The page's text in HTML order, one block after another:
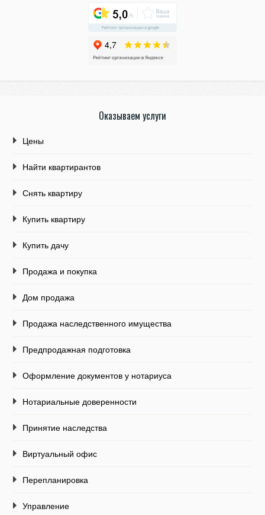
Оказываем услуги
Цены
Найти квартирантов
Снять квартиру
Купить квартиру
Купить дачу
Продажа и покупка
Дом продажа
Продажа наследственного имущества
Предпродажная подготовка
Оформление документов у нотариуса
Нотариальные доверенности
Принятие наследства
Виртуальный офис
Перепланировка
Управление